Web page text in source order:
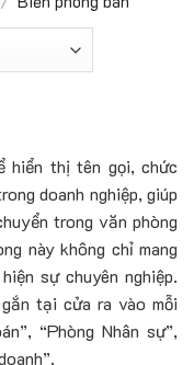
hiển thị tên gọi, chức
doanh nghiệp, giúp
trong văn phòng
này không chỉ mang
sự chuyên nghiệp.
tại cửa ra vào mỗi
“Phòng Nhân sự”,